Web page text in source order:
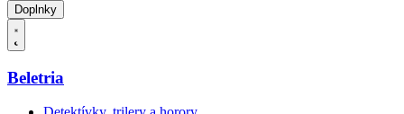
Doplnky
Beletria